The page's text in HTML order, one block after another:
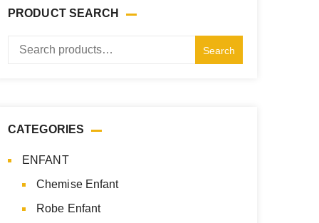
PRODUCT SEARCH
Search
Search
CATEGORIES
ENFANT
Chemise Enfant
Robe Enfant